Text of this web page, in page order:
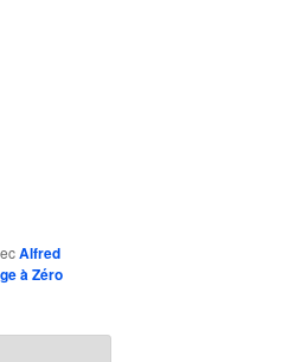
Alfred
à Zéro